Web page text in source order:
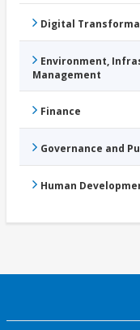
Digital
Environment,
Management
Finance
Governance and
Human